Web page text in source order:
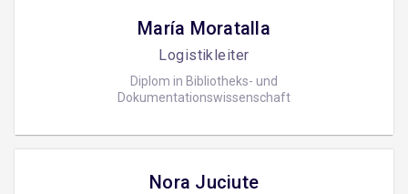
María Moratalla
Logistikleiter
Diplom in Bibliotheks- und
Dokumentationswissenschaft
Nora Juciute